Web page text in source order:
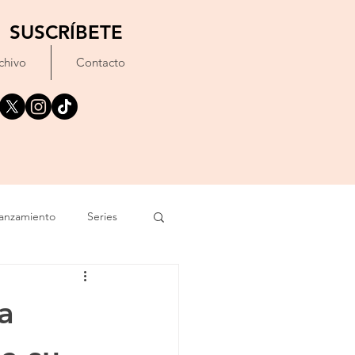
SUSCRÍBETE
Contacto
Series
Festival